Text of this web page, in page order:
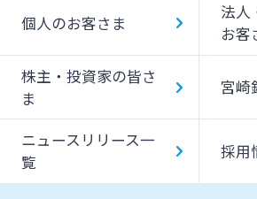
個人のお客さま
法人
お客
株主・投資家の皆さ
ま
宮崎
ニュースリリース一
覧
採用